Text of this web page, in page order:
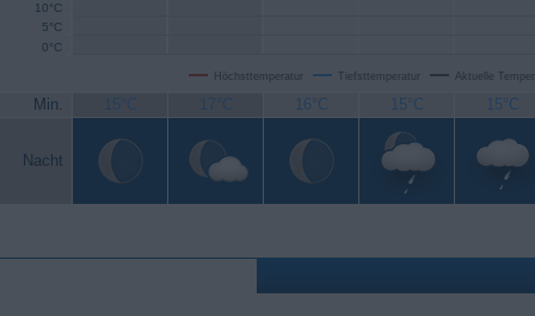
Höchsttemperatur Tiefsttemperatur Aktuelle
0°C
5°C
10°C
Min. 15°C 17°C 16°C 15°C 15°C
Nacht